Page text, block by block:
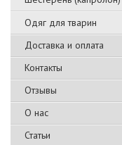
Одяг для тварин
Доставка и оплата
Контакты
Отзывы
О нас
Статьи